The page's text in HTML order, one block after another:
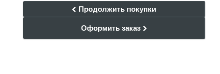
Продолжить покупки
Оформить заказ